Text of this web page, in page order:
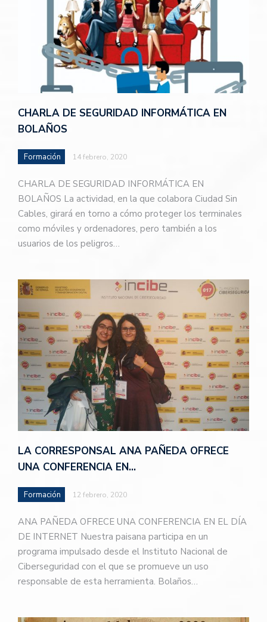
CHARLA DE SEGURIDAD INFORMÁTICA EN
BOLAÑOS
Formación 14 febrero, 2020
CHARLA DE SEGURIDAD INFORMÁTICA EN
BOLAÑOS La actividad, en la que colabora Ciudad Sin
Cables, girará en torno a cómo proteger los terminales
como móviles y ordenadores, pero también a los
usuarios de los peligros…
LA CORRESPONSAL ANA PAÑEDA OFRECE
UNA CONFERENCIA EN…
Formación 12 febrero, 2020
ANA PAÑEDA OFRECE UNA CONFERENCIA EN EL DÍA
DE INTERNET Nuestra paisana participa en un
programa impulsado desde el Instituto Nacional de
Ciberseguridad con el que se promueve un uso
responsable de esta herramienta. Bolaños…